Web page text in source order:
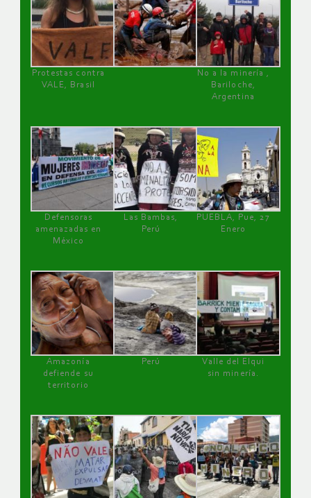
Protestas contra
VALE, Brasil
No a la minería ,
Bariloche,
Argentina
Defensoras
amenazadas en
México
Las Bambas,
Perú
PUEBLA, Pue, 27
Enero
Amazonía
defiende su
territorio
Perú
Valle del Elqui
sin minería.